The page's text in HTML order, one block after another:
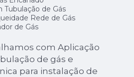
de Gás
Rede de Gás
de Gás
com Aplicação
de gás e
para instalação de